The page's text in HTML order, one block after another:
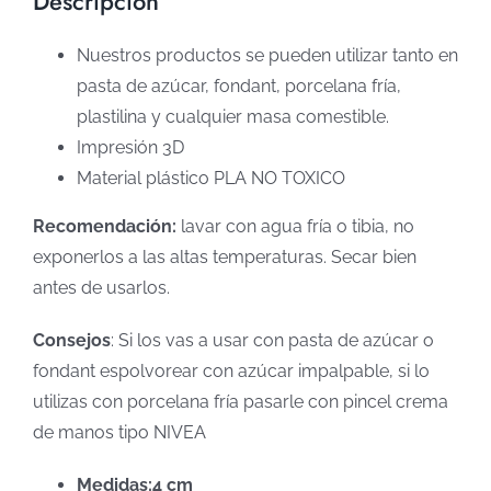
Nuestros productos se pueden utilizar tanto en
pasta de azúcar, fondant, porcelana fría,
plastilina y cualquier masa comestible.
Impresión 3D
Material plástico PLA NO TOXICO
Recomendación: lavar con agua fría o tibia, no
exponerlos a las altas temperaturas. Secar bien
antes de usarlos.
Consejos: Si los vas a usar con pasta de azúcar o
fondant espolvorear con azúcar impalpable, si lo
utilizas con porcelana fría pasarle con pincel crema
de manos tipo NIVEA
Medidas:4 cm